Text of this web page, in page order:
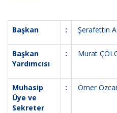
Başkan : Şerafettin
Başkan
Yardımcısı
: Murat
Muhasip
Üye ve
Sekreter
: Ömer